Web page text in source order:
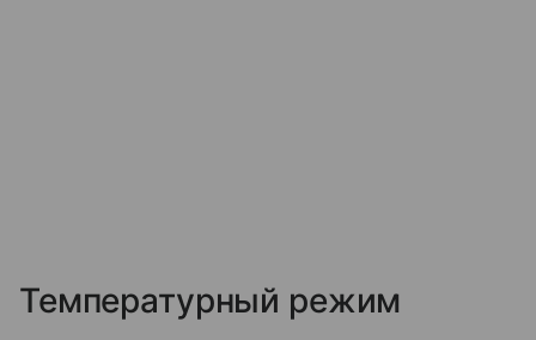
Температурный режим